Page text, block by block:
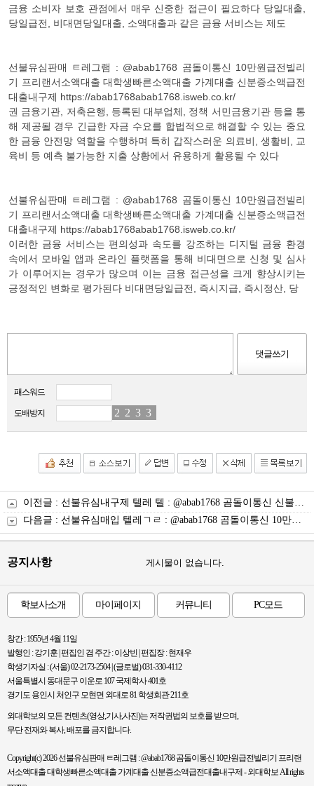
금융 소비자 보호 관점에서 매우 신중한 접근이 필요하다 당일대출,
당일급전, 비대면당일대출, 소액대출과 같은 금융 서비스는 제도
선불유심판매 ㅌ레그램 : @abab1768 곰돌이통신 10만원급전빌리
기 프리랜서소액대출 대학생빠른소액대출 가계대출 신분증소액급전
대출내구제 https://abab1768abab1768.isweb.co.kr/
권 금융기관, 저축은행, 등록된 대부업체, 정책 서민금융기관 등을 통
해 제공될 경우 긴급한 자금 수요를 합법적으로 해결할 수 있는 중요
한 금융 안전망 역할을 수행하며 특히 갑작스러운 의료비, 생활비, 교
육비 등 예측 불가능한 지출 상황에서 유용하게 활용될 수 있다
선불유심판매 ㅌ레그램 : @abab1768 곰돌이통신 10만원급전빌리
기 프리랜서소액대출 대학생빠른소액대출 가계대출 신분증소액급전
대출내구제 https://abab1768abab1768.isweb.co.kr/
이러한 금융 서비스는 편의성과 속도를 강조하는 디지털 금융 환경
속에서 모바일 앱과 온라인 플랫폼을 통해 비대면으로 신청 및 심사
가 이루어지는 경우가 많으며 이는 금융 접근성을 크게 향상시키는
긍정적인 변화로 평가된다 비대면당일급전, 즉시지급, 즉시정산, 당
패스워드
도배방지 2 2 37 37
이전글 : 선불유심내구제 텔레 텔 : @abab1768 곰돌이통신 신불자연체자대출 개인선불폰유심매입문의 비대면유심개통문의 선불유심 매입 신용불량자선불폰
다음글 : 선불유심매입 텔레ㄱㄹ : @abab1768 곰돌이통신 10만원즉시대출 내구제소액20만원 내구제시세리스트 100만원 무조건 대출 광명 청소년당일소액급전해결
공지사항 게시물이 없습니다.
학보사소개 마이페이지 커뮤니티 PC모드
창간 : 1955년 4월 11일
발행인 : 강기훈 | 편집인 겸 주간 : 이상빈 | 편집장 : 현재우
학생기자실 : (서울) 02-2173-2504 | (글로벌) 031-330-4112
서울특별시 동대문구 이운로 107 국제학사 401호
경기도 용인시 처인구 모현면 외대로 81 학생회관 211호
외대학보의 모든 컨텐츠(영상,기사,사진)는 저작권법의 보호를 받으며,
무단 전재와 복사, 배포를 금지합니다.
Copyright(c) 2026 선불유심판매 ㅌ레그램 : @abab1768 곰돌이통신 10만원급전빌리기 프리랜
서소액대출 대학생빠른소액대출 가계대출 신분증소액급전대출내구제 - 외대학보 All rights